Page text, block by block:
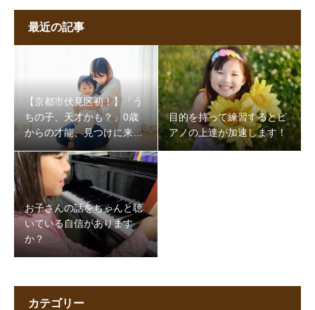
最近の記事
【京都市伏見区初！】「う
ちの子、天才かも？」0歳
からの才能、見つけに来ま
せんか？
目的を持って練習するとピ
アノの上達が加速します！
お子さんの話をちゃんと聴
いている自信があります
か？
カテゴリー